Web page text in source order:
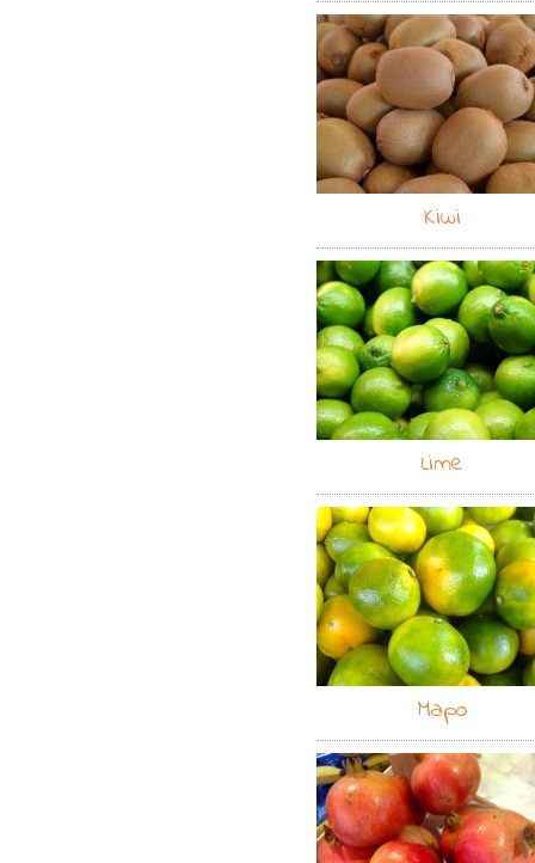
Kiwi
Lime
Mapo